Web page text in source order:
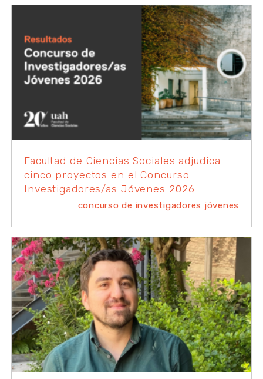
Facultad de Ciencias Sociales adjudica
cinco proyectos en el Concurso
Investigadores/as Jóvenes 2026
concurso de investigadores jóvenes